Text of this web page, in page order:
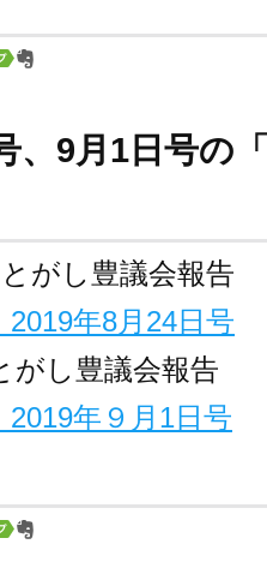
、9月1日号の
がし豊議会報告
年8月24日号
し豊議会報告
年９月1日号